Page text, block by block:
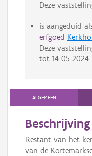
Deze
is aangeduid
erfgoed
Deze
tot 14-05-2024
ALGEMEEN
Beschrijving
Restant van het
van de